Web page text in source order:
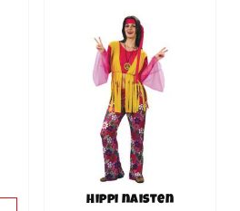
Hippi naisten